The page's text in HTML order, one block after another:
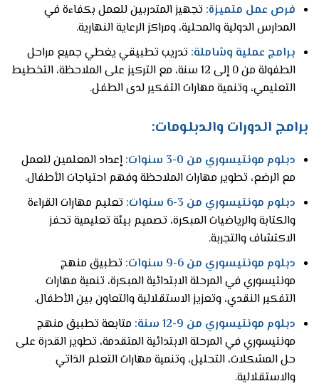
فرص عمل متميزة:تجهيز المتدربين للعمل بكفاءة في
المدارس الدولية والمحلية، ومراكز الرعاية النهارية.
برامج عملية وشاملة:تدريب تطبيقي يغطي جميع مراحل
الطفولة من 0 إلى 12 سنة، مع التركيز على الملاحظة، التخطيط
التعليمي، وتنمية مهارات التفكير لدى الطفل.
برامج الدورات والدبلومات:
دبلوم مونتيسوري من 0-3 سنوات:
إعداد المعلمين للعمل
مع الرضع، تطوير مهارات الملاحظة وفهم احتياجات الأطفال.
دبلوم مونتيسوري من 3-6 سنوات:
تعليم مهارات القراءة
والكتابة والرياضيات المبكرة، تصميم بيئة تعليمية تحفز
الاكتشاف والتجربة.
دبلوم مونتيسوري من 6-9 سنوات:
تطبيق منهج
مونتيسوري في المرحلة الابتدائية المبكرة، تنمية مهارات
التفكير النقدي، وتعزيز الاستقلالية والتعاون بين الأطفال.
دبلوم مونتيسوري من 9-12 سنة:
متابعة تطبيق منهج
مونتيسوري في المرحلة الابتدائية المتقدمة، تطوير القدرة على
حل المشكلات، التحليل، وتنمية مهارات التعلم الذاتي
والاستقلالية.